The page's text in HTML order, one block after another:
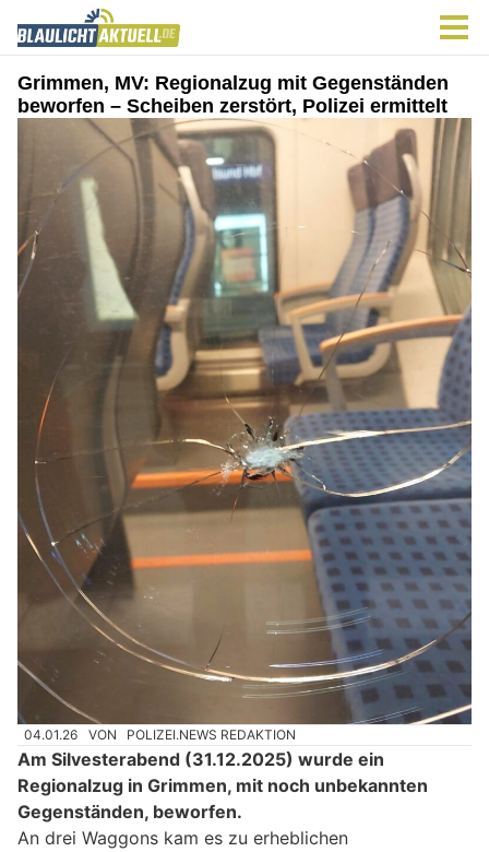
Grimmen, MV: Regionalzug mit Gegenständen
beworfen – Scheiben zerstört, Polizei ermittelt
04.01.26 VON POLIZEI.NEWS REDAKTION
Am Silvesterabend (31.12.2025) wurde ein
Regionalzug in Grimmen, mit noch unbekannten
Gegenständen, beworfen.
An drei Waggons kam es zu erheblichen